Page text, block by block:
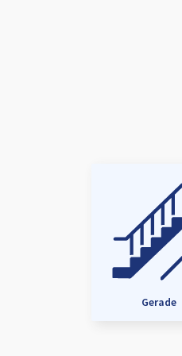
Gerade